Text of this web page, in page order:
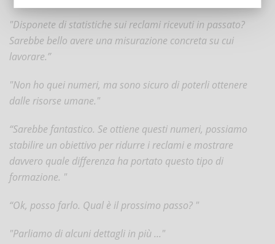
"Disponete di statistiche sui reclami ricevuti in passato?
Sarebbe bello avere una misurazione concreta su cui
lavorare.”
"Non ho quei numeri, ma sono sicuro di poterli ottenere
dalle risorse umane."
“Sarebbe fantastico. Se ottiene questi numeri, possiamo
stabilire un obiettivo per ridurre i reclami e mostrare
davvero quale differenza ha portato questo tipo di
formazione. "
“Ok, posso farlo. Qual è il prossimo passo? "
"Parliamo di alcuni dettagli in più ..."